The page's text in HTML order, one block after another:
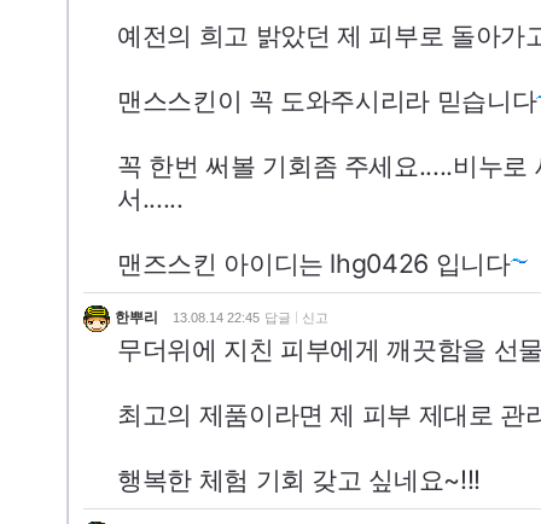
예전의 희고 밝았던 제 피부로 돌아가
맨스스킨이 꼭 도와주시리라 믿습니다
꼭 한번 써볼 기회좀 주세요.....비누
서......
맨즈스킨 아이디는 lhg0426 입니다
한뿌리 13.08.14 22:45 답글 신고
무더위에 지친 피부에게 깨끗함을 선
최고의 제품이라면 제 피부 제대로 관
행복한 체험 기회 갖고 싶네요~!!!